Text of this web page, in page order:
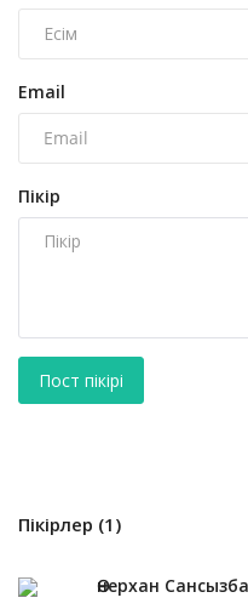
Email
Пікір
Пост пікірі
Пікірлер (1)
Өнерхан